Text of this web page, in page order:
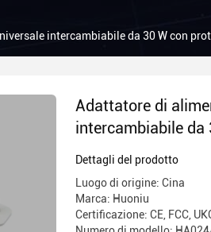
intercambiabile da 30 W con
Adattatore di
intercambiabile da
Dettagli del prodotto
Luogo di origine: Cina
Marca: Huoniu
Certificazione: CE, FCC,